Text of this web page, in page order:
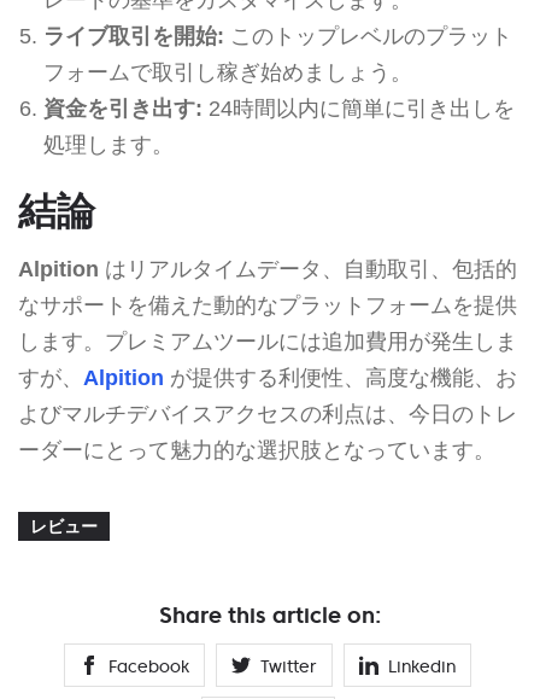
ライブ取引を開始: このトップレベルのプラット
フォームで取引し稼ぎ始めましょう。
資金を引き出す: 24時間以内に簡単に引き出しを
処理します。
結論
Alpition はリアルタイムデータ、自動取引、包括的
なサポートを備えた動的なプラットフォームを提供
します。プレミアムツールには追加費用が発生しま
すが、 Alpition が提供する利便性、高度な機能、お
よびマルチデバイスアクセスの利点は、今日のトレ
ーダーにとって魅力的な選択肢となっています。
レビュー
Share this article on:
Facebook Twitter Linkedin